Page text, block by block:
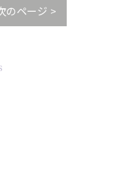
のページ >